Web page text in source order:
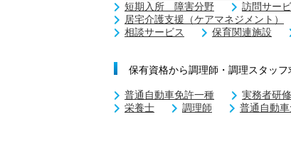
短期入所 障害分野
訪問サー
居宅介護支援（ケアマネジメント）
相談サービス
保育関連施設
保有資格から調理師・調理スタッフ
普通自動車免許一種 実務者研
栄養士
調理師 普通自動